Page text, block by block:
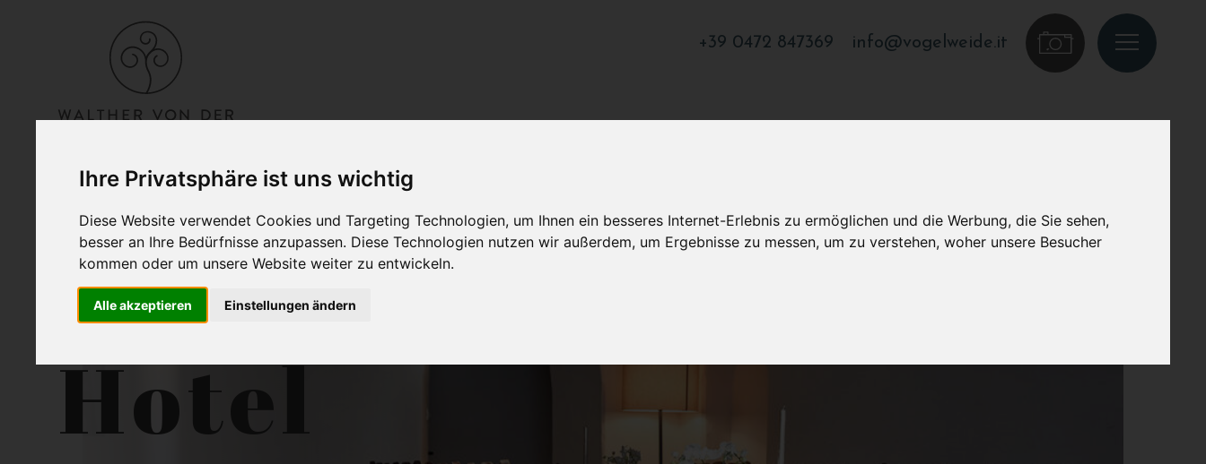
Ihre Privatsphäre ist uns wichtig
Diese Website verwendet Cookies und Targeting Technologien, um Ihnen ein besseres Internet-Erlebnis zu ermöglichen und die Werbung, die Sie sehen,
besser an Ihre Bedürfnisse anzupassen. Diese Technologien nutzen wir außerdem, um Ergebnisse zu messen, um zu verstehen, woher unsere Besucher
kommen oder um unsere Website weiter zu entwickeln.
Alle akzeptieren Einstellungen ändern
+39 0472 847369 info@vogelweide.it
Hotel